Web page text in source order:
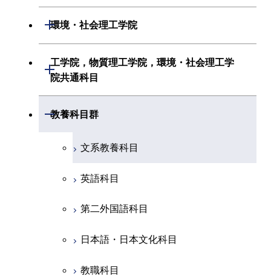
創造プロセス科目
共通専門科目
経営工学系
初年次専門科目
創造プロセス科目
初年次専門科目
共通専門科目
初年次専門科目
創造プロセス科目
共通専門科目
生命理工学系
創造プロセス科目
共通専門科目
環境・社会理工学院
開閉
建築学系
融合理工学系
初年次専門科目
創造プロセス科目
共通専門科目
工学院，物質理工学院，環境・社会理工学
院共通科目
開閉
工学院，物質理工学院，環境・社会
教養科目群
開閉
文系教養科目
英語科目
第二外国語科目
日本語・日本文化科目
教職科目